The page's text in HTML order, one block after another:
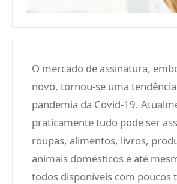
O mercado de assinatura,
novo, tornou-se uma
pandemia da Covid-19.
praticamente tudo pode ser
roupas, alimentos, livros,
animais domésticos e até
todos disponíveis com poucos